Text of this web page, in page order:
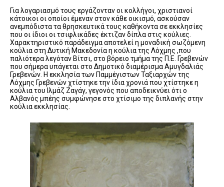
Για λογαριασμό τους εργάζονταν οι κολλήγοι, χριστιανοί
κάτοικοι οι οποίοι έμεναν στον κάθε οικισμό, ασκούσαν
ανεμπόδιστα τα θρησκευτικά τους καθήκοντα σε εκκλησίες
που οι ίδιοι οι τσιφλικάδες έκτιζαν δίπλα στις κούλιες.
Χαρακτηριστικό παράδειγμα αποτελεί η μοναδική σωζόμενη
κούλια στη Δυτική Μακεδονία η κούλια της Λόχμης ,που
παλιότερα λεγόταν Βίτσι, στο βόρειο τμήμα της Π.Ε. Γρεβενών
που σήμερα υπάγεται στο Δημοτικό διαμέρισμα Αμυγδαλιάς
Γρεβενών. Η εκκλησία των Παμμέγιστων Ταξιαρχών της
Λόχμης Γρεβενών χτίστηκε την ίδια χρονιά που χτίστηκε η
κούλια του Ιλμάζ Ζαγάγ, γεγονός που αποδεικνύει ότι ο
Αλβανός μπέης συμφώνησε στο χτίσιμο της διπλανής στην
κούλια εκκλησίας.